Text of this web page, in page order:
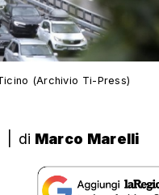
(Archivio Ti-Press)
di Marco Marelli